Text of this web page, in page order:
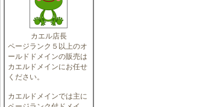
カエル店長
ページランク５以上のオ
ールドドメインの販売は
カエルドメインにお任せ
ください。
カエルドメインでは主に